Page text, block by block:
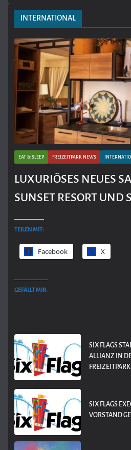
INTERNATIONAL
EAT & SLEEP FREIZEITPARK NEWS
LUXURIÖSES NEUES
SUNSET RESORT UND
TEILEN MIT:
Facebook X
GEFÄLLT MIR:
SIX FLAGS
LLIANZ IN
SIX FLAGS
VORSTAND